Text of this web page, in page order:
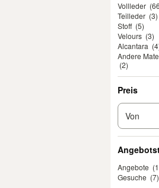
Vollleder
Teilleder (3)
Stoff (5)
Velours (3)
Alcantara
Andere
(2)
Preis
Angebote
Gesuche (7)